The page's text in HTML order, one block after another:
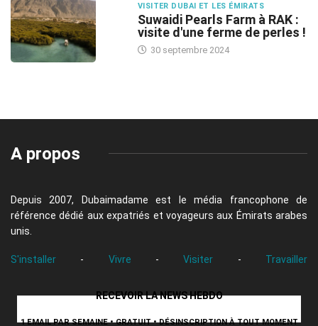
VISITER DUBAI ET LES ÉMIRATS
Suwaidi Pearls Farm à RAK :
visite d'une ferme de perles !
30 septembre 2024
A propos
Depuis 2007, Dubaimadame est le média francophone de
référence dédié aux expatriés et voyageurs aux Émirats arabes
unis.
S'installer - Vivre - Visiter - Travailler
RECEVOIR LA NEWS HEBDO
1 EMAIL PAR SEMAINE • GRATUIT • DÉSINSCRIPTION À TOUT MOMENT